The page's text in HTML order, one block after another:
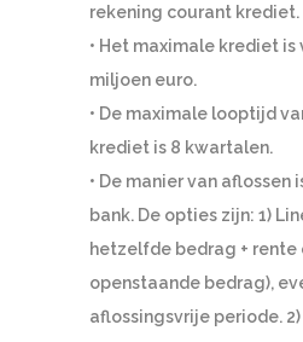
rekening courant krediet.
• Het maximale krediet
miljoen euro.
• De maximale looptijd
krediet is 8 kwartalen.
• De manier van aflossen
bank. De opties zijn: 1)
hetzelfde bedrag + rente
openstaande bedrag),
aflossingsvrije periode.